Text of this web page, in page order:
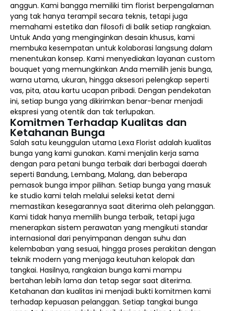
anggun. Kami bangga memiliki tim florist berpengalaman
yang tak hanya terampil secara teknis, tetapi juga
memahami estetika dan filosofi di balik setiap rangkaian.
Untuk Anda yang menginginkan desain khusus, kami
membuka kesempatan untuk kolaborasi langsung dalam
menentukan konsep. Kami menyediakan layanan custom
bouquet yang memungkinkan Anda memilih jenis bunga,
warna utama, ukuran, hingga aksesori pelengkap seperti
vas, pita, atau kartu ucapan pribadi. Dengan pendekatan
ini, setiap bunga yang dikirimkan benar-benar menjadi
ekspresi yang otentik dan tak terlupakan.
Komitmen Terhadap Kualitas dan
Ketahanan Bunga
Salah satu keunggulan utama Lexa Florist adalah kualitas
bunga yang kami gunakan. Kami menjalin kerja sama
dengan para petani bunga terbaik dari berbagai daerah
seperti Bandung, Lembang, Malang, dan beberapa
pemasok bunga impor pilihan. Setiap bunga yang masuk
ke studio kami telah melalui seleksi ketat demi
memastikan kesegarannya saat diterima oleh pelanggan.
Kami tidak hanya memilih bunga terbaik, tetapi juga
menerapkan sistem perawatan yang mengikuti standar
internasional dari penyimpanan dengan suhu dan
kelembaban yang sesuai, hingga proses perakitan dengan
teknik modern yang menjaga keutuhan kelopak dan
tangkai. Hasilnya, rangkaian bunga kami mampu
bertahan lebih lama dan tetap segar saat diterima.
Ketahanan dan kualitas ini menjadi bukti komitmen kami
terhadap kepuasan pelanggan. Setiap tangkai bunga